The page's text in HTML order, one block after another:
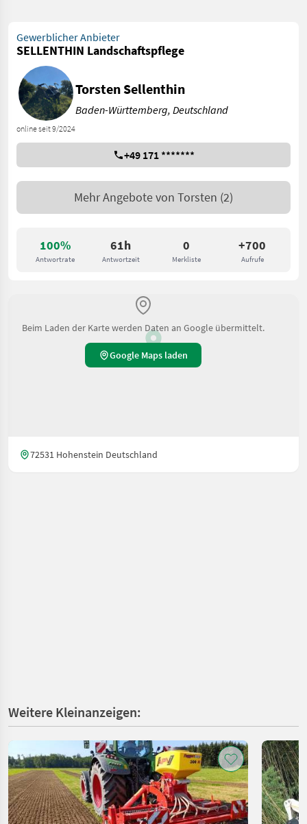
100%
Antwortrate
61h
Antwortzeit
0
Merkliste
+700
Aufrufe
Gewerblicher Anbieter
SELLENTHIN Landschaftspflege
online seit 9/2024
Torsten Sellenthin
Baden-Württemberg, Deutschland
+49 171 *******
Mehr Angebote von Torsten (2)
Beim Laden der Karte werden Daten an Google übermittelt.
Google Maps laden
72531 Hohenstein Deutschland
Weitere Kleinanzeigen: